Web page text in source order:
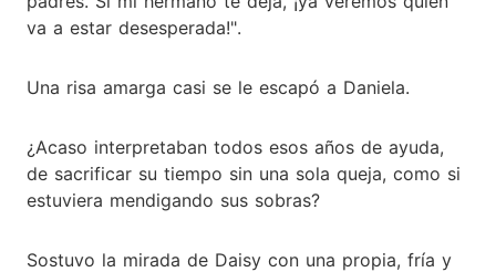
va a estar desesperada!".
Una risa amarga casi se le escapó a Daniela.
¿Acaso interpretaban todos esos años de ayuda,
de sacrificar su tiempo sin una sola queja, como si
estuviera mendigando sus sobras?
Sostuvo la mirada de Daisy con una propia, fría y